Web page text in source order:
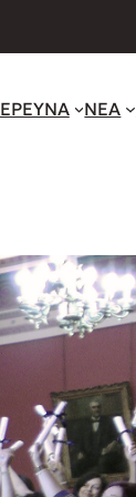
ΕΡΕΥΝΑ ΝΕΑ